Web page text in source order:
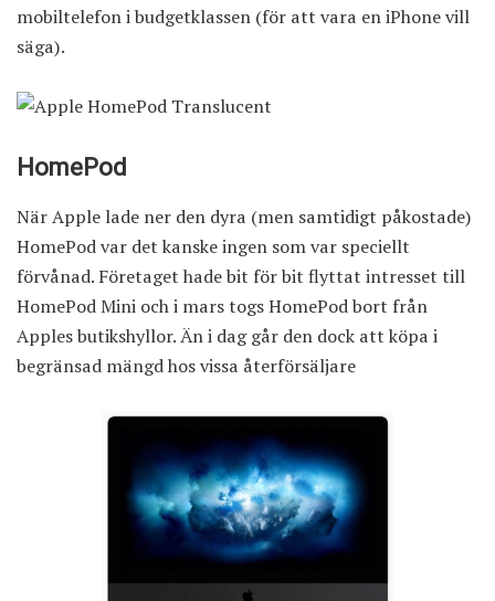
mobiltelefon i budgetklassen (för att vara en iPhone vill
säga).
HomePod
När Apple lade ner den dyra (men samtidigt påkostade)
HomePod var det kanske ingen som var speciellt
förvånad. Företaget hade bit för bit flyttat intresset till
HomePod Mini och i mars togs HomePod bort från
Apples butikshyllor. Än i dag går den dock att köpa i
begränsad mängd hos vissa återförsäljare